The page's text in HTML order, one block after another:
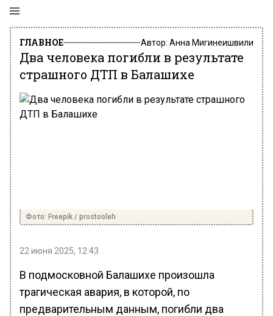
ГЛАВНОЕ Автор: Анна Мигинеишвили
Два человека погибли в результате
страшного ДТП в Балашихе
Фото: Freepik / prostooleh
22 июня 2025, 12:43
В подмосковной Балашихе произошла
трагическая авария, в которой, по
предварительным данным, погибли два